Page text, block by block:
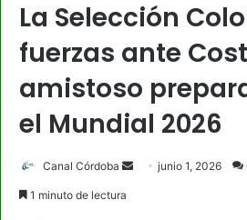
La Selección
fuerzas ante
amistoso
el Mundial 2026
Canal Córdoba
Sendjunio 1, 2026
1 minuto de lectura